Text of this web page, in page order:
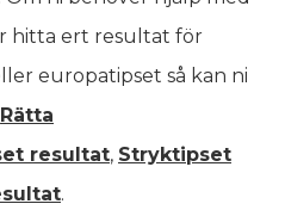
hitta ert resultat för
europatipset så kan ni
Rätta
resultat, Stryktipset
.